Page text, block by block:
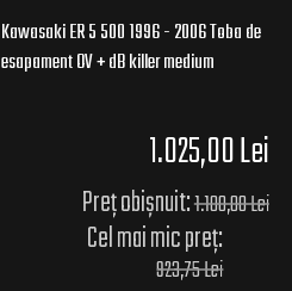
Kawasaki ER 5 500 1996 - 2006 Toba de
esapament OV + dB killer medium
1.025,00 Lei
Preț obișnuit:1.100,00 Lei
Cel mai mic preț:
923,75 Lei